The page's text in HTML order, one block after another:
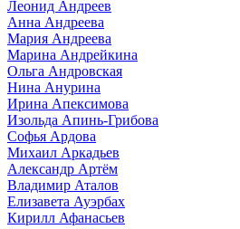
Леонид Андреев
Анна Андреева
Мария Андреева
Марина Андрейкина
Ольга Андровская
Нина Анурина
Ирина Апексимова
Изольда Апинь-Грибова
Софья Ардова
Михаил Аркадьев
Александр Артём
Владимир Аталов
Елизавета Ауэрбах
Кирилл Афанасьев